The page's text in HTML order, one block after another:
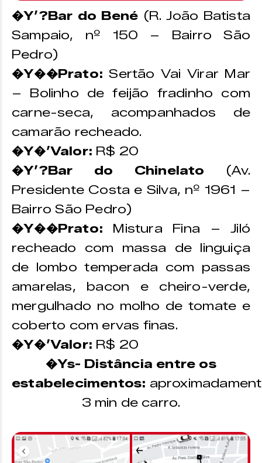
�Y’?Bar do Bené (R. João Batista
Sampaio, nº 150 – Bairro São
Pedro)
�Y��Prato: Sertão Vai Virar Mar
– Bolinho de feijão fradinho com
carne-seca, acompanhados de
camarão recheado.
�Y�’Valor: R$ 20
�Y’?Bar do Chinelato (Av.
Presidente Costa e Silva, nº 1961 –
Bairro São Pedro)
�Y��Prato: Mistura Fina –
Jiló
recheado com massa de linguiça
de lombo temperada com passas
amarelas, bacon e cheiro-verde,
mergulhado no molho de tomate e
coberto com ervas finas.
�Y�’Valor: R$ 20
�Ys- Distância entre os
estabelecimentos:
3 min de carro.